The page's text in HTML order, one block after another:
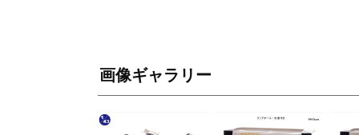
画像ギャラリー